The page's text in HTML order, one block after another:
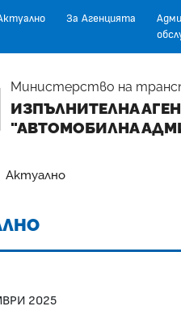
За Агенцията
Министерство на
ИЗПЪЛНИТЕЛНА
"АВТОМОБИЛНА
Актуално
2025